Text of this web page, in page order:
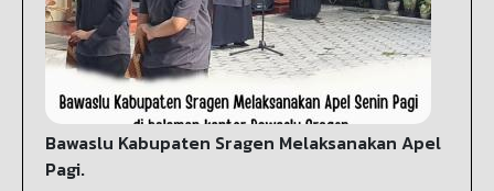
Bawaslu Kabupaten Sragen Melaksanakan Apel
Pagi.